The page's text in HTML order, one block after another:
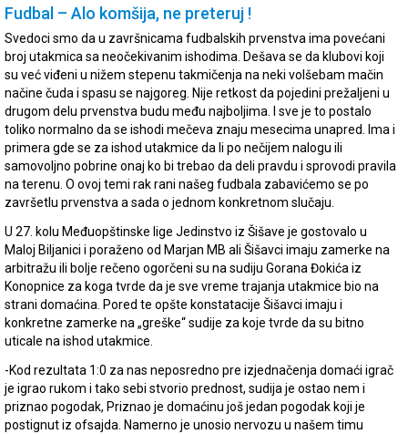
Fudbal – Alo komšija, ne preteruj !
Svedoci smo da u završnicama fudbalskih prvenstva ima povećani
broj utakmica sa neočekivanim ishodima. Dešava se da klubovi koji
su već viđeni u nižem stepenu takmičenja na neki volšebam mačin
načine čuda i spasu se najgoreg. Nije retkost da pojedini prežaljeni u
drugom delu prvenstva budu među najboljima. I sve je to postalo
toliko normalno da se ishodi mečeva znaju mesecima unapred. Ima i
primera gde se za ishod utakmice da li po nečijem nalogu ili
samovoljno pobrine onaj ko bi trebao da deli pravdu i sprovodi pravila
na terenu. O ovoj temi rak rani našeg fudbala zabavićemo se po
završetlu prvenstva a sada o jednom konkretnom slučaju.
U 27. kolu Međuopštinske lige Jedinstvo iz Šišave je gostovalo u
Maloj Biljanici i poraženo od Marjan MB ali Šišavci imaju zamerke na
arbitražu ili bolje rečeno ogorčeni su na sudiju Gorana Đokića iz
Konopnice za koga tvrde da je sve vreme trajanja utakmice bio na
strani domaćina. Pored te opšte konstatacije Šišavci imaju i
konkretne zamerke na „greške“ sudije za koje tvrde da su bitno
uticale na ishod utakmice.
-Kod rezultata 1:0 za nas neposredno pre izjednačenja domaći igrač
je igrao rukom i tako sebi stvorio prednost, sudija je ostao nem i
priznao pogodak, Priznao je domaćinu još jedan pogodak koji je
postignut iz ofsajda. Namerno je unosio nervozu u našem timu